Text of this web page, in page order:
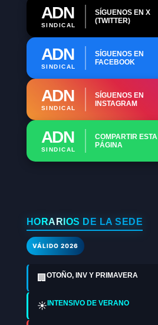
ADN
SINDICAL
SÍGUENOS EN X
(TWITTER)
ADN
SINDICAL
SÍGUENOS EN
FACEBOOK
ADN
SINDICAL
SÍGUENOS EN
INSTAGRAM
ADN
SINDICAL
COMPARTIR ESTA
PÁGINA
HORARIOS DE LA SEDE
VÁLIDO 2026
🏢 OTOÑO, INV Y PRIMAVERA
☀️INTENSIVO DE VERANO